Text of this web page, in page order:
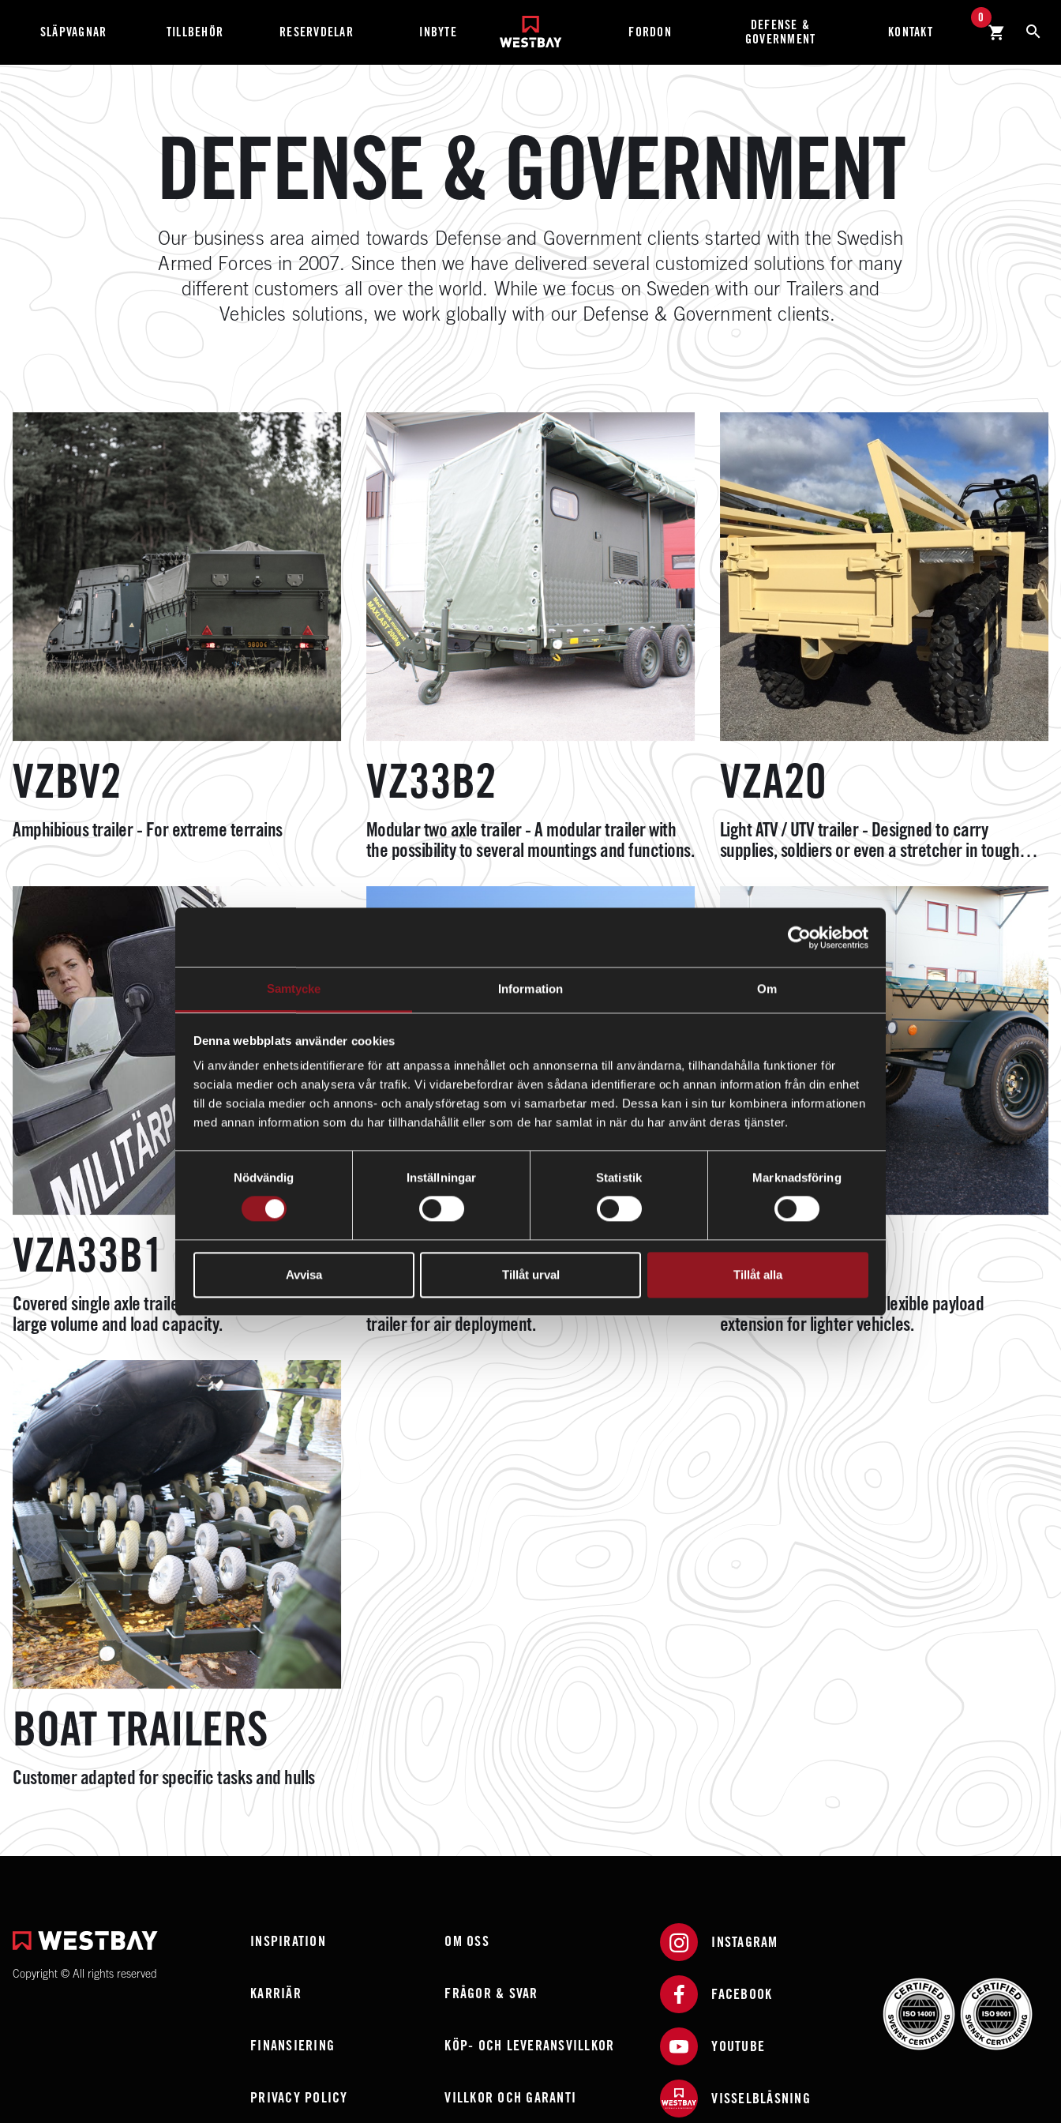
Samtycke Information Om
Denna webbplats använder cookies
Vi använder enhetsidentifierare för att anpassa innehållet och annonserna till användarna, tillhandahålla funktioner för
sociala medier och analysera vår trafik. Vi vidarebefordrar även sådana identifierare och annan information från din enhet
till de sociala medier och annons- och analysföretag som vi samarbetar med. Dessa kan i sin tur kombinera informationen
med annan information som du har tillhandahållit eller som de har samlat in när du har använt deras tjänster.
Samtyckesval
Nödvändig
Inställningar Statistik Marknadsföring
Avvisa Tillåt urval Tillåt alla
SLÄPVAGNAR TILLBEHÖR RESERVDELAR INBYTE FORDON
DEFENSE &
GOVERNMENT
KONTAKT
0
DEFENSE & GOVERNMENT
Our business area aimed towards Defense and Government clients started with the Swedish
Armed Forces in 2007. Since then we have delivered several customized solutions for many
different customers all over the world. While we focus on Sweden with our Trailers and
Vehicles solutions, we work globally with our Defense & Government clients.
VZBV2
Amphibious trailer - For extreme terrains
VZ33B2
Modular two axle trailer - A modular trailer with
the possibility to several mountings and functions.
VZA20
Light ATV / UTV trailer - Designed to carry
supplies, soldiers or even a stretcher in tough
terrain.
VZA33B1
Covered single axle trailer - Rigid trailer with
large volume and load capacity.
VZ33B2
Covered double axle trailer - Rapid response
trailer for air deployment.
VZA13
Light supply trailer - The flexible payload
extension for lighter vehicles.
BOAT TRAILERS
Customer adapted for specific tasks and hulls
Copyright © All rights reserved
INSPIRATION OM OSS
KARRIÄR FRÅGOR & SVAR
FINANSIERING KÖP- OCH LEVERANSVILLKOR
PRIVACY POLICY VILLKOR OCH GARANTI
INSTAGRAM
FACEBOOK
YOUTUBE
VISSELBLÅSNING